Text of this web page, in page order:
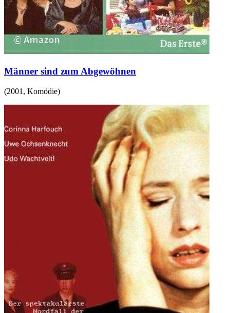
Männer sind zum Abgewöhnen
(2001 , Komödie)